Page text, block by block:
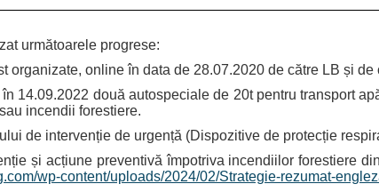
următoarele progrese:
organizate, online în data de 28.07.2020 de către LB și de
14.09.2022 două autospeciale de 20t pentru transport
incendii forestiere.
de intervenție de urgență (Dispozitive de protecție
și acțiune preventivă împotriva incendiilor forestiere
wp-content/uploads/2024/02/Strategie-rezumat-